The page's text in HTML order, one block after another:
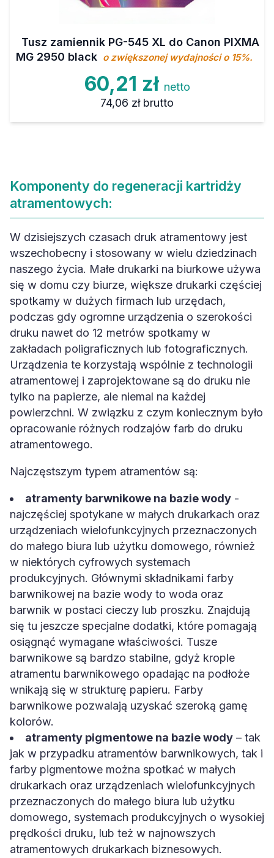
Tusz zamiennik PG-545 XL do Canon PIXMA
MG 2950 black o zwiększonej wydajności o 15%.
60,21 zł netto
74,06 zł brutto
Komponenty do regeneracji kartridży
atramentowych:
W dzisiejszych czasach druk atramentowy jest
wszechobecny i stosowany w wielu dziedzinach
naszego życia. Małe drukarki na biurkowe używa
się w domu czy biurze, większe drukarki częściej
spotkamy w dużych firmach lub urzędach,
podczas gdy ogromne urządzenia o szerokości
druku nawet do 12 metrów spotkamy w
zakładach poligraficznych lub fotograficznych.
Urządzenia te korzystają wspólnie z technologii
atramentowej i zaprojektowane są do druku nie
tylko na papierze, ale niemal na każdej
powierzchni. W związku z czym koniecznym było
opracowanie różnych rodzajów farb do druku
atramentowego.
Najczęstszym typem atramentów są:
atramenty barwnikowe na bazie wody -
najczęściej spotykane w małych drukarkach oraz
urządzeniach wielofunkcyjnych przeznaczonych
do małego biura lub użytku domowego, również
w niektórych cyfrowych systemach
produkcyjnych. Głównymi składnikami farby
barwnikowej na bazie wody to woda oraz
barwnik w postaci cieczy lub proszku. Znajdują
się tu jeszcze specjalne dodatki, które pomagają
osiągnąć wymagane właściwości. Tusze
barwnikowe są bardzo stabilne, gdyż krople
atramentu barwnikowego opadając na podłoże
wnikają się w strukturę papieru. Farby
barwnikowe pozwalają uzyskać szeroką gamę
kolorów.
atramenty pigmentowe na bazie wody – tak
jak w przypadku atramentów barwnikowych, tak i
farby pigmentowe można spotkać w małych
drukarkach oraz urządzeniach wielofunkcyjnych
przeznaczonych do małego biura lub użytku
domowego, systemach produkcyjnych o wysokiej
prędkości druku, lub też w najnowszych
atramentowych drukarkach biznesowych.